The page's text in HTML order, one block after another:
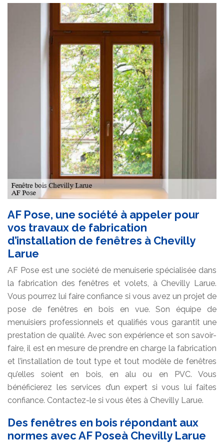
AF Pose, une société à appeler pour
vos travaux de fabrication
d’installation de fenêtres à Chevilly
Larue
AF Pose est une société de menuiserie spécialisée dans
la fabrication des fenêtres et volets, à Chevilly Larue.
Vous pourrez lui faire confiance si vous avez un projet de
pose de fenêtres en bois en vue. Son équipe de
menuisiers professionnels et qualifiés vous garantit une
prestation de qualité. Avec son expérience et son savoir-
faire, il est en mesure de prendre en charge la fabrication
et l’installation de tout type et tout modèle de fenêtres
qu’elles soient en bois, en alu ou en PVC. Vous
bénéficierez les services d’un expert si vous lui faites
confiance. Contactez-le si vous êtes à Chevilly Larue.
Des fenêtres en bois répondant aux
normes avec AF Poseà Chevilly Larue